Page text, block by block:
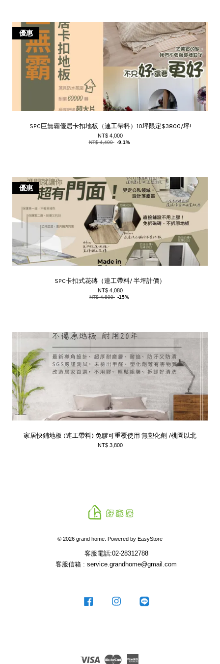
優惠
SPC巨無霸優居卡扣地板（連工帶料）10坪限定$3800/坪!
NT$ 4,000
NT$ 4,400 -9.1%
優惠
SPC卡扣式花磚（連工帶料/ 半坪計價）
NT$ 4,080
NT$ 4,800 -15%
家居快鋪地板 (連工帶料) 免膠可重覆使用 無塑化劑 /桃園以北
NT$ 3,800
© 2026 grand home. Powered by EasyStore
客服電話:02-28312788
客服信箱 : service.grandhome@gmail.com
Facebook Instagram
Visa